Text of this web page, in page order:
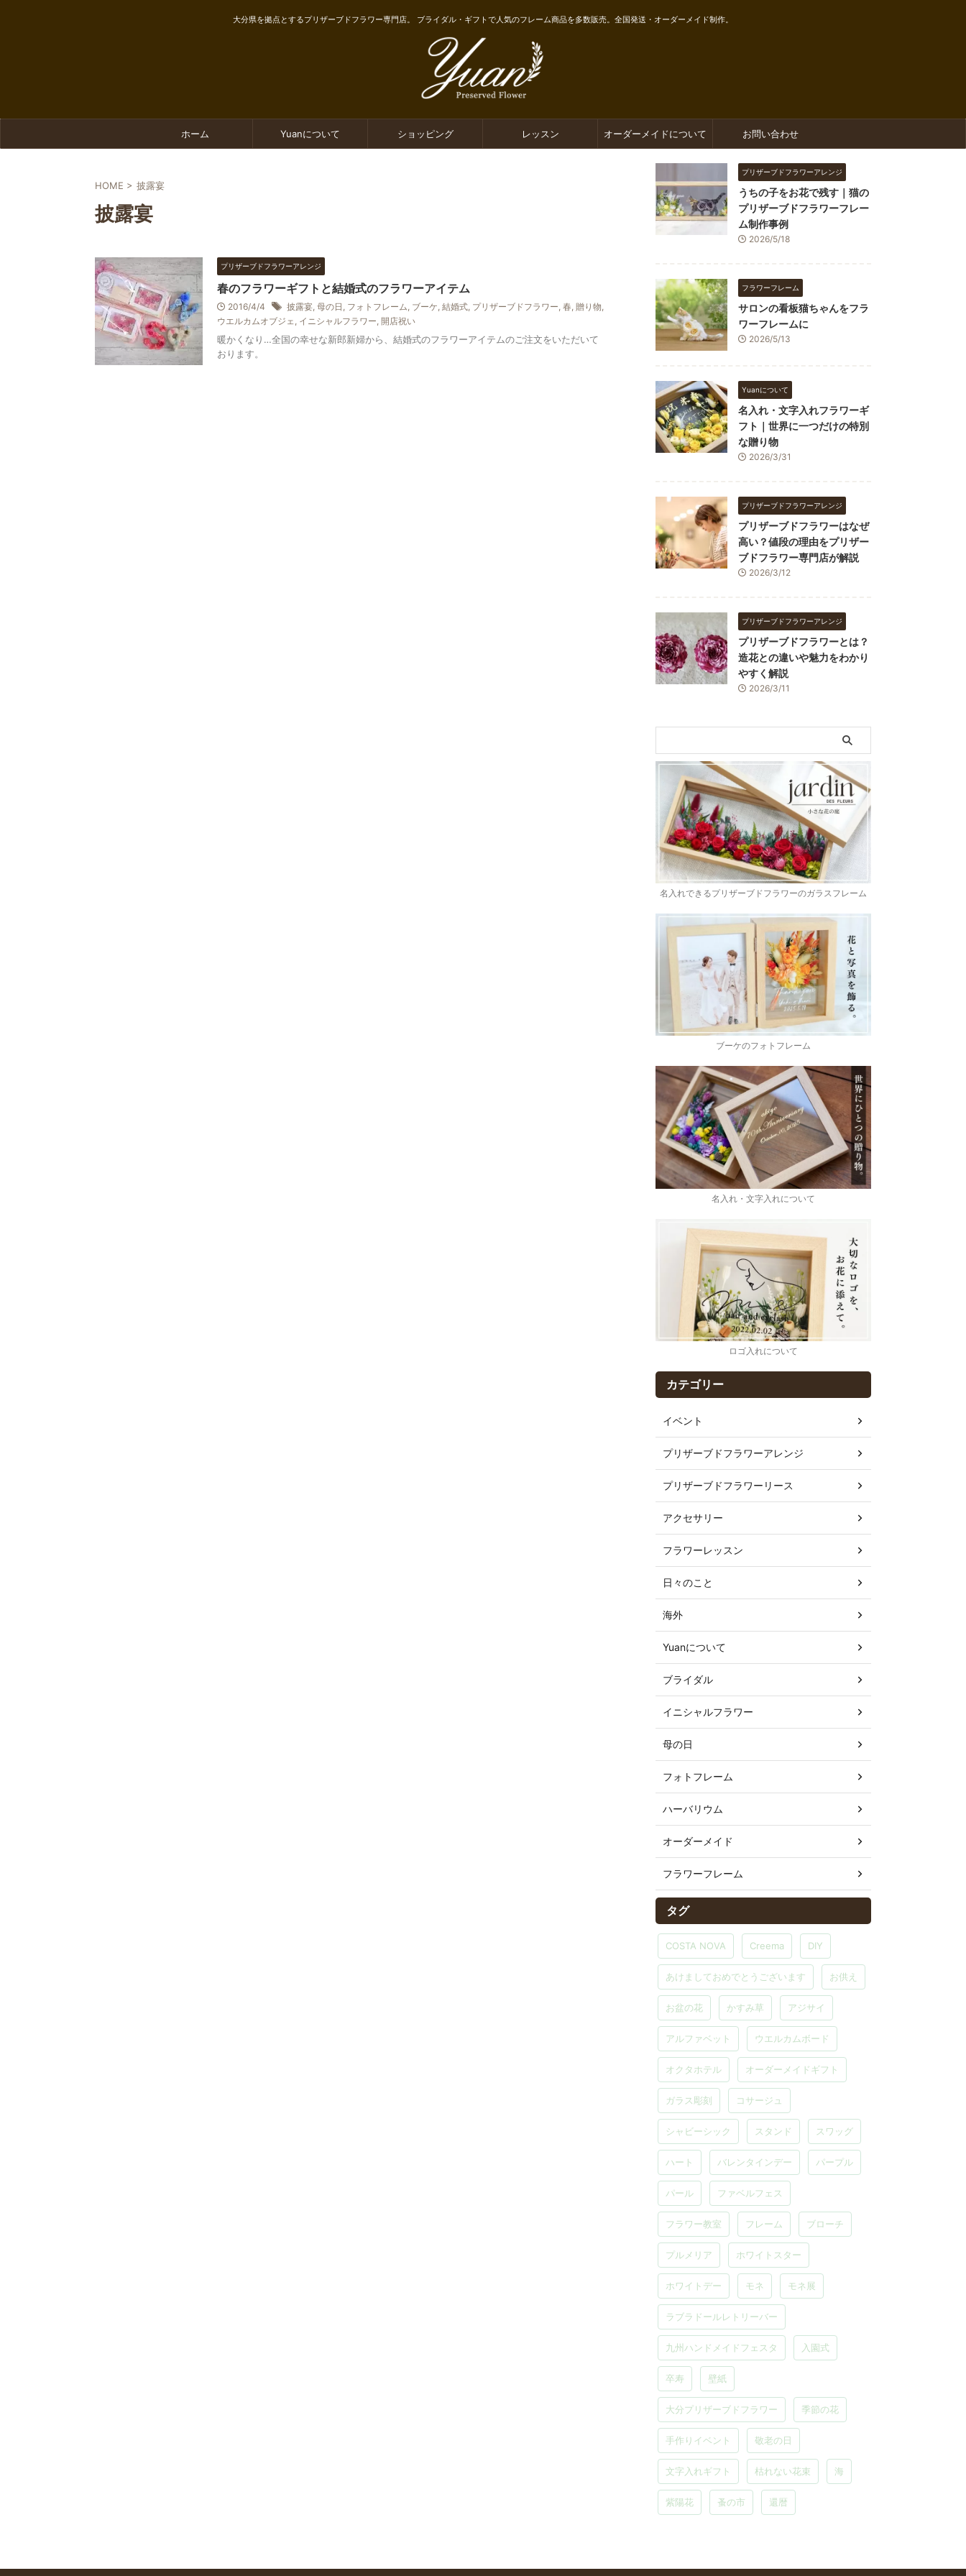
大分県を拠点とするプリザーブドフラワー専門店。 ブライダル・ギフトで人気のフレーム商品を多数販売。全国発送・オーダーメイド制作。
ホーム Yuanについて ショッピング レッスン オーダーメイドについて お問い合わせ
HOME > 披露宴
披露宴
プリザーブドフラワーアレンジ
春のフラワーギフトと結婚式のフラワーアイテム
2016/4/4 披露宴 母の日 フォトフレーム ブーケ 結婚式 プリザーブドフラワー 春 贈り物
ウエルカムオブジェ イニシャルフラワー 開店祝い
暖かくなり…全国の幸せな新郎新婦から、結婚式のフラワーアイテムのご注文をいただいて
おります。
プリザーブドフラワーアレンジ
うちの子をお花で残す｜猫の
プリザーブドフラワーフレー
ム制作事例
2026/5/18
フラワーフレーム
サロンの看板猫ちゃんをフラ
ワーフレームに
2026/5/13
Yuanについて
名入れ・文字入れフラワーギ
フト｜世界に一つだけの特別
な贈り物
2026/3/31
プリザーブドフラワーアレンジ
プリザーブドフラワーはなぜ
高い？値段の理由をプリザー
ブドフラワー専門店が解説
2026/3/12
プリザーブドフラワーアレンジ
プリザーブドフラワーとは？
造花との違いや魅力をわかり
やすく解説
2026/3/11
名入れできるプリザーブドフラワーのガラスフレーム
ブーケのフォトフレーム
名入れ・文字入れについて
ロゴ入れについて
カテゴリー
イベント
プリザーブドフラワーアレンジ
プリザーブドフラワーリース
アクセサリー
フラワーレッスン
日々のこと
海外
Yuanについて
ブライダル
イニシャルフラワー
母の日
フォトフレーム
ハーバリウム
オーダーメイド
フラワーフレーム
タグ
COSTA NOVA Creema DIY
あけましておめでとうございます お供え
お盆の花 かすみ草 アジサイ
アルファベット ウエルカムボード
オクタホテル オーダーメイドギフト
ガラス彫刻 コサージュ
シャビーシック スタンド スワッグ
ハート バレンタインデー パープル
パール ファベルフェス
フラワー教室 フレーム ブローチ
プルメリア ホワイトスター
ホワイトデー モネ モネ展
ラブラドールレトリーバー
九州ハンドメイドフェスタ 入園式
卒寿 壁紙
大分プリザーブドフラワー 季節の花
手作りイベント 敬老の日
文字入れギフト 枯れない花束 海
紫陽花 蚤の市 還暦